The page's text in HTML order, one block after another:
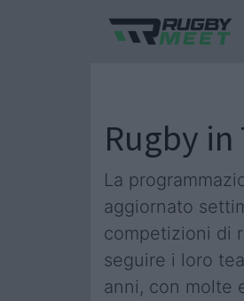
Rugby in
La
aggiornato
competizioni di
seguire i loro
anni, con molte